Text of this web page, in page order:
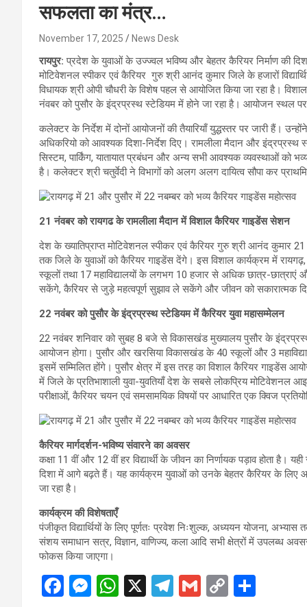
सफलता का मंत्र…
November 17, 2025 News Desk
रायपुर:प्रदेश के युवाओं के उज्ज्वल भविष्य और बेहतर कैरियर निर्माण की दिशा
मोटिवेशनल स्पीकर एवं कैरियर गुरु श्री आनंद कुमार जिले के हजारों
विधायक श्री ओपी चौधरी के विशेष पहल से आयोजित किया जा रहा है।
नंवबर को पुसौर के इंद्रप्रस्थ स्टेडियम में होने जा रहा है। आयोजन स्थल पर
कलेक्टर के निर्देश में दोनों आयोजनों की तैयारियाँ युद्धस्तर पर जारी हैं।
अधिकरियो को आवश्यक दिशा-निर्देश दिए। रामलीला मैदान और इंद्रप्रस्थ
सिस्टम, पार्किंग, यातायात प्रबंधन और अन्य सभी आवश्यक व्यवस्थाओं को
है। कलेक्टर श्री चतुर्वेदी ने विभागों को अलग अलग दायित्व सौपा कर
21 नंवबर को रायगढ के रामलीला मैदान में विशाल कैरियर गाइडेंस सेशन
देश के ख्यातिप्राप्त मोटिवेशनल स्पीकर एवं कैरियर गुरु श्री आनंद कुमार
तक जिले के युवाओं को कैरियर गाइडेंस देंगे। इस विशाल कार्यक्रम में
स्कूलों तथा 17 महाविद्यालयों के लगभग 10 हजार से अधिक छात्र-छात्राएं
सकेंगे, कैरियर से जुड़े महत्वपूर्ण सुझाव ले सकेंगे और जीवन को सकारात्मक
22 नवंबर को पुसौर के इंद्रप्रस्थ स्टेडियम में कैरियर युवा महासम्मेलन
22 नवंबर शनिवार को सुबह 8 बजे से विकासखंड मुख्यालय पुसौर के
आयोजन होगा। पुसौर और खरसिया विकासखंड के 40 स्कूलों और 3
इसमें सम्मिलित होंगे। पुसौर क्षेत्र में इस तरह का विशाल कैरियर गाइडेंस
में जिले के प्रतिभाशाली युवा-युवतियाँ देश के सबसे लोकप्रिय
परीक्षाओं, कैरियर चयन एवं समसामयिक विषयों पर आधारित एक क्विज
कैरियर मार्गदर्शन-भविष्य संवारने का अवसर
कक्षा 11 वीं और 12 वीं हर विद्यार्थी के जीवन का निर्णायक पड़ाव होता
दिशा में आगे बढ़ते हैं। यह कार्यक्रम युवाओं को उनके बेहतर कैरियर के लिए
जा रहा है।
कार्यक्रम की विशेषताएँ
पंजीकृत विद्यार्थियों के लिए पूर्णतः प्रवेश निःशुल्क, अध्ययन योजना, अभ्यास
संशय समाधान सत्र, विज्ञान, वाणिज्य, कला आदि सभी क्षेत्रों में उपलब्ध
फोकस किया जाएगा।
F
M W X
T
G
C